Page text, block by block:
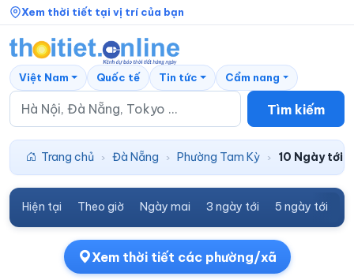
Xem thời tiết tại vị trí của bạn
Tìm kiếm
Việt Nam Quốc tế Tin tức Cẩm nang
Trang chủ › Đà Nẵng › Phường Tam Kỳ › 10 Ngày tới
Hiện tại Theo giờ Ngày mai 3 ngày tới 5 ngày tới
Xem thời tiết các phường/xã